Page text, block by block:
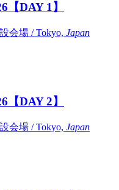
DAY 1】
会場 / Tokyo, Japan
DAY 2】
会場 / Tokyo, Japan